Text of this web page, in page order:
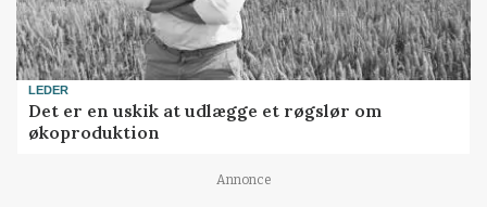
LEDER
Det er en uskik at udlægge et røgslør om
økoproduktion
Annonce